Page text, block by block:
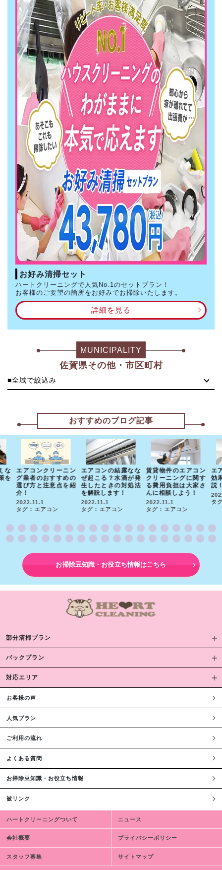
お好み清掃セット
ハートクリーニングで人気No.1のセットプラン！
お客様のご要望の箇所をお好みでお掃除いたします。
詳細を見る
MUNICIPALITY
佐賀県その他・市区町村
■全域で絞込み
おすすめのブログ記事
な
を
エアコンクリーニン
グ業者のおすすめの
選び方と注意点を紹
介！
2022.11.1
タグ : エアコン
エアコンの結露なな
ぜ起こる？水滴が発
生したときの対処法
を解説します！
2022.11.1
タグ : エアコン
賃貸物件のエアコン
クリーニングに関す
る費用負担は大家さ
んに相談しよう！
2022.11.1
タグ : エアコン
エ
効
説
タ
お掃除豆知識・お役立ち情報はこちら
部分清掃プラン
パックプラン
対応エリア
お客様の声
人気プラン
ご利用の流れ
よくある質問
お掃除豆知識・お役立ち情報
被リンク
ハートクリーニングついて ニュース
会社概要 プライバシーポリシー
スタッフ募集 サイトマップ